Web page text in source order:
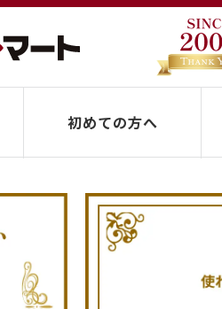
初めての方へ